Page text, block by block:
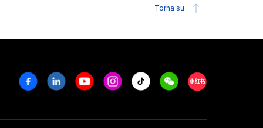
Torna su
FacebookLinkedinYoutubeInstagram
Tiktok WeechatXiaohongshu/